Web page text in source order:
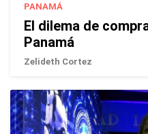
PANAMÁ
El dilema de
Panamá
Zelideth Cortez